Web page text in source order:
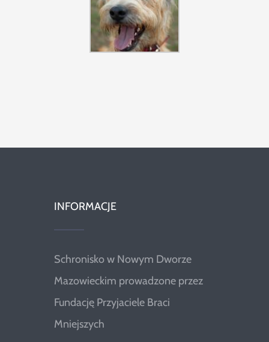
INFORMACJE
Schronisko w Nowym Dworze
Mazowieckim prowadzone przez
Fundację Przyjaciele Braci
Mniejszych